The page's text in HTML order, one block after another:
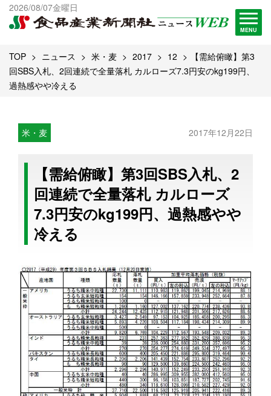
2026/08/07金曜日
MENU
出版物一覧へ
試読・購読申し込み
TOP ニュース 米・麦 2017 12
【需給俯瞰】第3
回SBS入札、2回連続で全量落札 カルローズ7.3円安のkg199円、
過熱感やや冷える
米・麦 2017年12月22日
【需給俯瞰】第3回SBS入札、2
回連続で全量落札 カルローズ
7.3円安のkg199円、過熱感やや
冷える